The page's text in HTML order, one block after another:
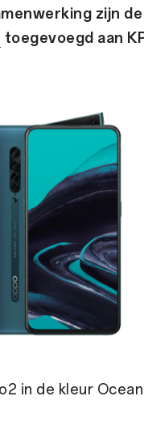
zijn
toegevoegd aan
in de kleur